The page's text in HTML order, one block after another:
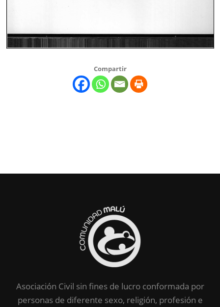
Compartir
Asociación Civil sin fines de lucro conformada por
personas de diferente sexo, religión, profesión e